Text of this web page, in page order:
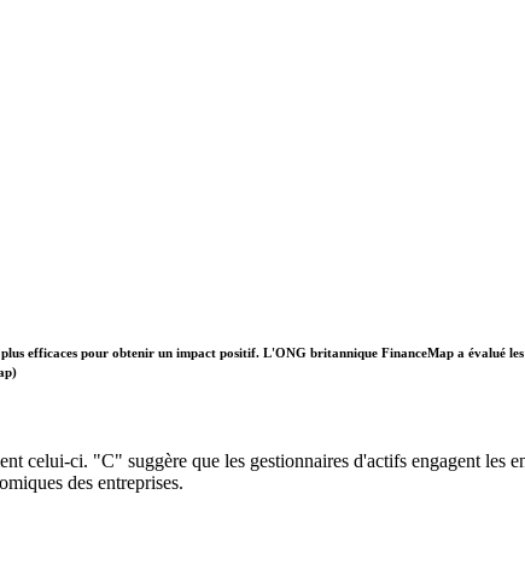
efficaces pour obtenir un impact positif. L'ONG britannique FinanceMap a évalué
celui-ci. "C" suggère que les gestionnaires d'actifs engagent les
des entreprises.